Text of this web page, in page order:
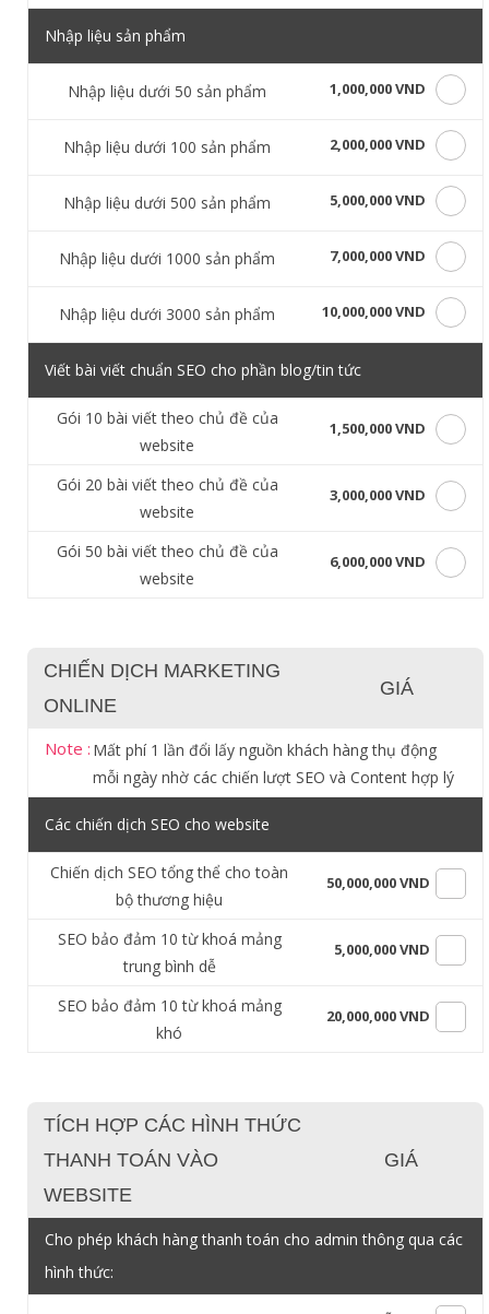
Nhập liệu sản phẩm
Nhập liệu dưới 50 sản phẩm 1,000,000 VND
Nhập liệu dưới 100 sản phẩm 2,000,000 VND
Nhập liệu dưới 500 sản phẩm 5,000,000 VND
Nhập liệu dưới 1000 sản phẩm 7,000,000 VND
Nhập liệu dưới 3000 sản phẩm 10,000,000 VND
Viết bài viết chuẩn SEO cho phần blog/tin tức
Gói 10 bài viết theo chủ đề của
website
1,500,000 VND
Gói 20 bài viết theo chủ đề của
website
3,000,000 VND
Gói 50 bài viết theo chủ đề của
website
6,000,000 VND
CHIẾN DỊCH MARKETING
ONLINE
GIÁ
Note : Mất phí 1 lần đổi lấy nguồn khách hàng thụ động
mỗi ngày nhờ các chiến lượt SEO và Content hợp lý
Các chiến dịch SEO cho website
Chiến dịch SEO tổng thể cho toàn
bộ thương hiệu
50,000,000 VND
SEO bảo đảm 10 từ khoá mảng
trung bình dễ
5,000,000 VND
SEO bảo đảm 10 từ khoá mảng
khó
20,000,000 VND
TÍCH HỢP CÁC HÌNH THỨC
THANH TOÁN VÀO
WEBSITE
GIÁ
Cho phép khách hàng thanh toán cho admin thông qua các
hình thức: